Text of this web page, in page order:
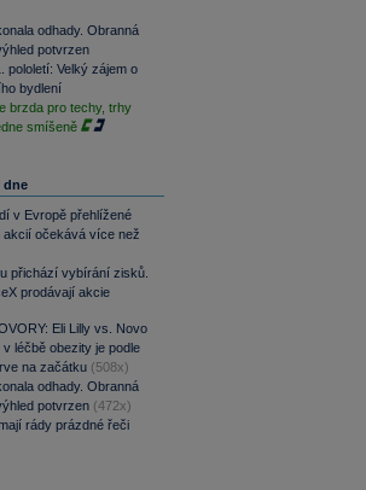
odhady. Obranná
potvrzen
pololetí: Velký zájem o
bydlení
brzda pro techy, trhy
smíšeně
dne
v Evropě přehlížené
akcií očekává více než
přichází vybírání zisků.
prodávají akcie
Eli Lilly vs. Novo
léčbě obezity je podle
na začátku (508x)
odhady. Obranná
potvrzen (472x)
rády prázdné řeči